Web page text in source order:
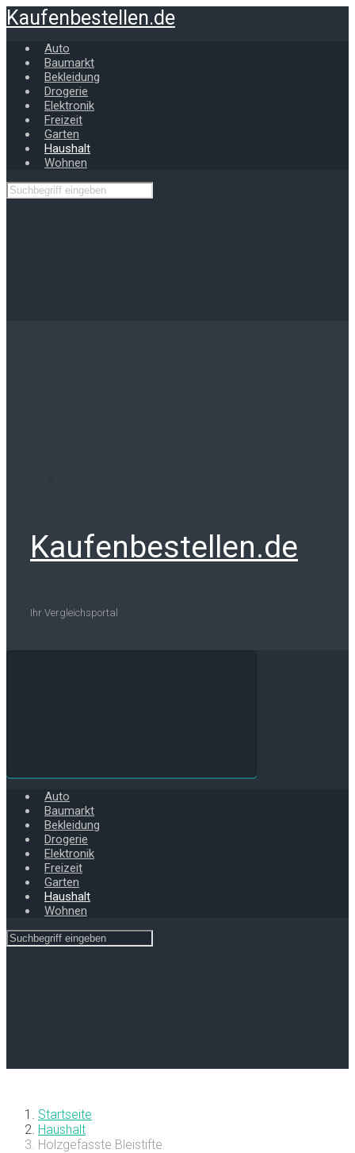
Zum
Hauptinhalt
springen
Kaufenbestellen.de
Auto
Baumarkt
Bekleidung
Drogerie
Elektronik
Freizeit
Garten
Haushalt
Wohnen
Kaufenbestellen.de
Ihr Vergleichsportal
Auto
Baumarkt
Bekleidung
Drogerie
Elektronik
Freizeit
Garten
Haushalt
Wohnen
Startseite
Haushalt
Holzgefasste Bleistifte